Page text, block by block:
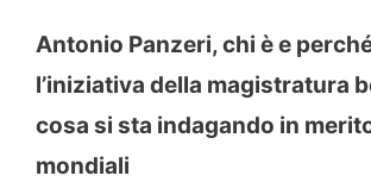
Antonio Panzeri, chi è e
l’iniziativa della magistratura
cosa si sta indagando in
mondiali